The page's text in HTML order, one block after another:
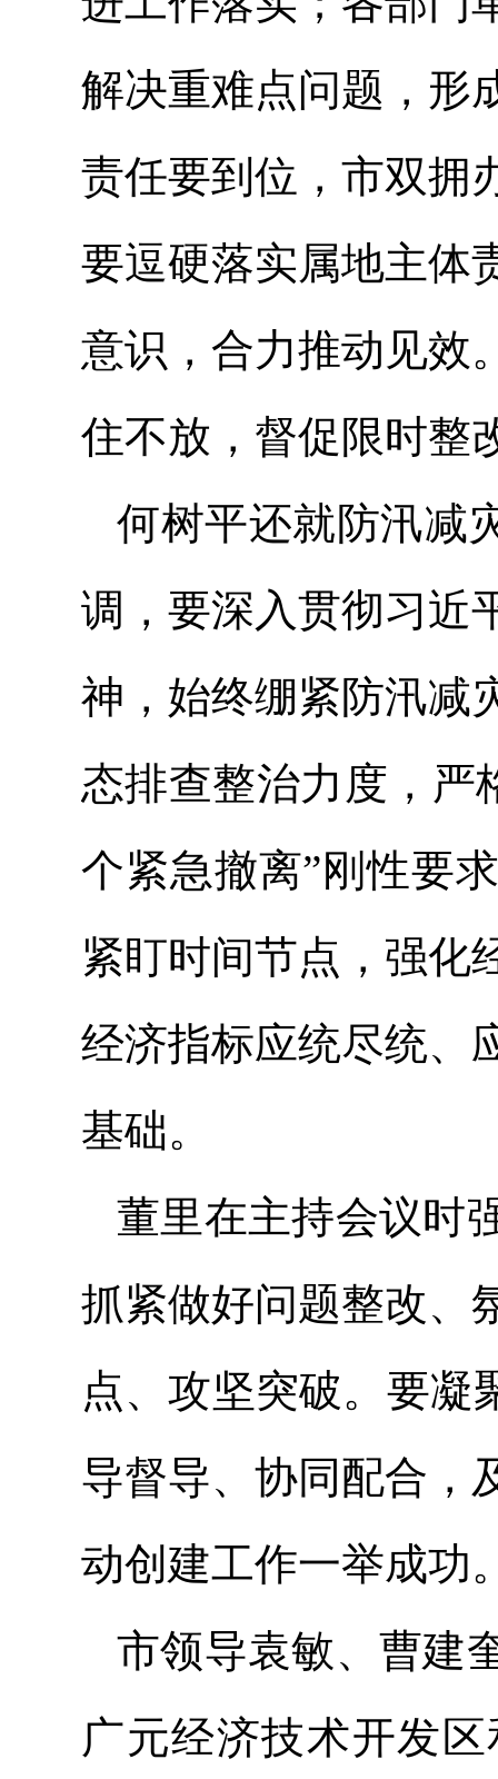
解决重难点问题，形
责任要到位，市双拥
要逗硬落实属地主体
意识，合力推动见效
住不放，督促限时整
何树平还就防汛减
调，要深入贯彻习近
神，始终绷紧防汛减
态排查整治力度，严
个紧急撤离”刚性要
紧盯时间节点，强化
经济指标应统尽统、
基础。
董里在主持会议时
抓紧做好问题整改、
点、攻坚突破。要凝
导督导、协同配合，
动创建工作一举成功
市领导袁敏、曹建
广元经济技术开发